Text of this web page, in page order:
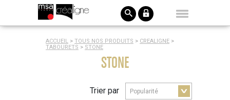
ACCUEIL > TOUS NOS PRODUITS > CREALIGNE >
TABOURETS > STONE
STONE
Trier par